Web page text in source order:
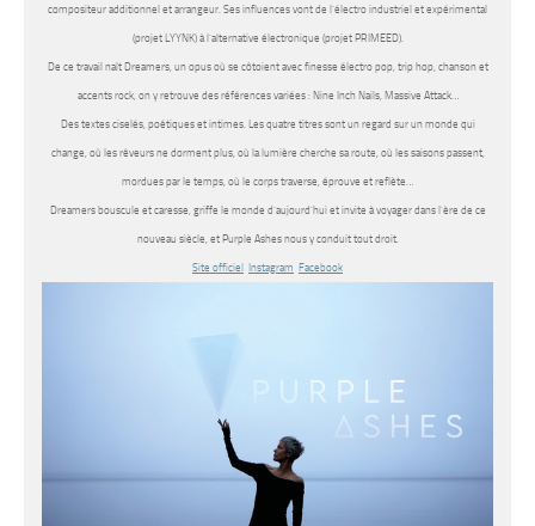
compositeur additionnel et arrangeur. Ses influences vont de l’électro industriel et expérimental
(projet LYYNK) à l’alternative électronique (projet PRIMEED).
De ce travail naît Dreamers, un opus où se côtoient avec finesse électro pop, trip hop, chanson et
accents rock, on y retrouve des références variées : Nine Inch Nails, Massive Attack…
Des textes ciselés, poétiques et intimes. Les quatre titres sont un regard sur un monde qui
change, où les rêveurs ne dorment plus, où la lumière cherche sa route, où les saisons passent,
mordues par le temps, où le corps traverse, éprouve et reflète…
Dreamers bouscule et caresse, griffe le monde d’aujourd’hui et invite à voyager dans l’ère de ce
nouveau siècle, et Purple Ashes nous y conduit tout droit.
Site officiel Instagram Facebook